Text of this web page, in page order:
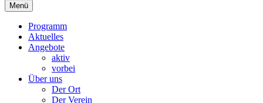
Menü
Programm
Aktuelles
Angebote
aktiv
vorbei
Über uns
Der Ort
Der Verein